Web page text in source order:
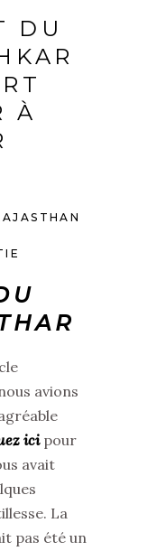
DU
À
avions
ici pour
avait
La
pas été un